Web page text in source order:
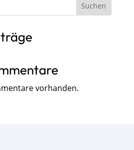
Suchen
vorhanden.